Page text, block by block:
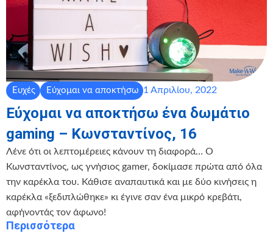
Ευχές Εύχομαι να αποκτήσω 1 Απριλίου, 2022
Εύχομαι να αποκτήσω ένα δωμάτιο
gaming – Κωνσταντίνος, 16
Λένε ότι οι λεπτομέρειες κάνουν τη διαφορά… Ο
Κωνσταντίνος, ως γνήσιος gamer, δοκίμασε πρώτα από όλα
την καρέκλα του. Κάθισε αναπαυτικά και με δύο κινήσεις η
καρέκλα «ξεδιπλώθηκε» κι έγινε σαν ένα μικρό κρεβάτι,
αφήνοντάς τον άφωνο!
Περισσότερα